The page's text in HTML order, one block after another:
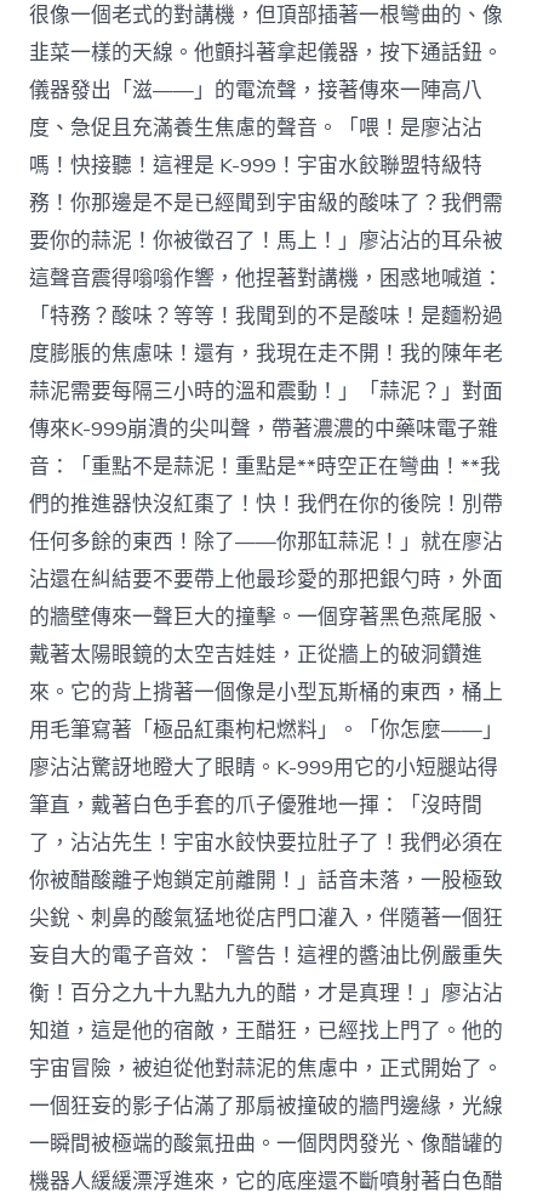
很像一個老式的對講機，但頂部插著一根彎曲的、像
韭菜一樣的天線。他顫抖著拿起儀器，按下通話鈕。
儀器發出「滋——」的電流聲，接著傳來一陣高八
度、急促且充滿養生焦慮的聲音。「喂！是廖沾沾
嗎！快接聽！這裡是 K-999！宇宙水餃聯盟特級特
務！你那邊是不是已經聞到宇宙級的酸味了？我們需
要你的蒜泥！你被徵召了！馬上！」廖沾沾的耳朵被
這聲音震得嗡嗡作響，他捏著對講機，困惑地喊道：
「特務？酸味？等等！我聞到的不是酸味！是麵粉過
度膨脹的焦慮味！還有，我現在走不開！我的陳年老
蒜泥需要每隔三小時的溫和震動！」「蒜泥？」對面
傳來K-999崩潰的尖叫聲，帶著濃濃的中藥味電子雜
音：「重點不是蒜泥！重點是**時空正在彎曲！**我
們的推進器快沒紅棗了！快！我們在你的後院！別帶
任何多餘的東西！除了——你那缸蒜泥！」就在廖沾
沾還在糾結要不要帶上他最珍愛的那把銀勺時，外面
的牆壁傳來一聲巨大的撞擊。一個穿著黑色燕尾服、
戴著太陽眼鏡的太空吉娃娃，正從牆上的破洞鑽進
來。它的背上揹著一個像是小型瓦斯桶的東西，桶上
用毛筆寫著「極品紅棗枸杞燃料」。「你怎麼——」
廖沾沾驚訝地瞪大了眼睛。K-999用它的小短腿站得
筆直，戴著白色手套的爪子優雅地一揮：「沒時間
了，沾沾先生！宇宙水餃快要拉肚子了！我們必須在
你被醋酸離子炮鎖定前離開！」話音未落，一股極致
尖銳、刺鼻的酸氣猛地從店門口灌入，伴隨著一個狂
妄自大的電子音效：「警告！這裡的醬油比例嚴重失
衡！百分之九十九點九九的醋，才是真理！」廖沾沾
知道，這是他的宿敵，王醋狂，已經找上門了。他的
宇宙冒險，被迫從他對蒜泥的焦慮中，正式開始了。
一個狂妄的影子佔滿了那扇被撞破的牆門邊緣，光線
一瞬間被極端的酸氣扭曲。一個閃閃發光、像醋罐的
機器人緩緩漂浮進來，它的底座還不斷噴射著白色醋